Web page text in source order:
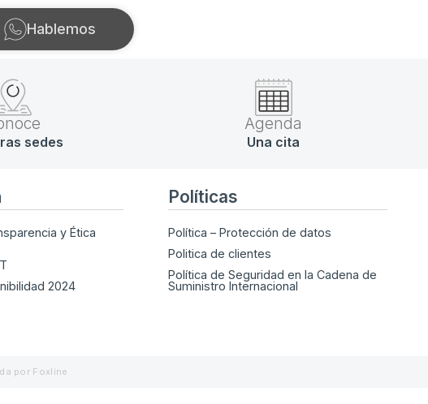
Hablemos
sedes
Agenda
Una cita
y Ética
2024
Políticas
Política – Protección de datos
Politica de clientes
Política de Seguridad en la Cadena de
Suministro Internacional
por Foxline